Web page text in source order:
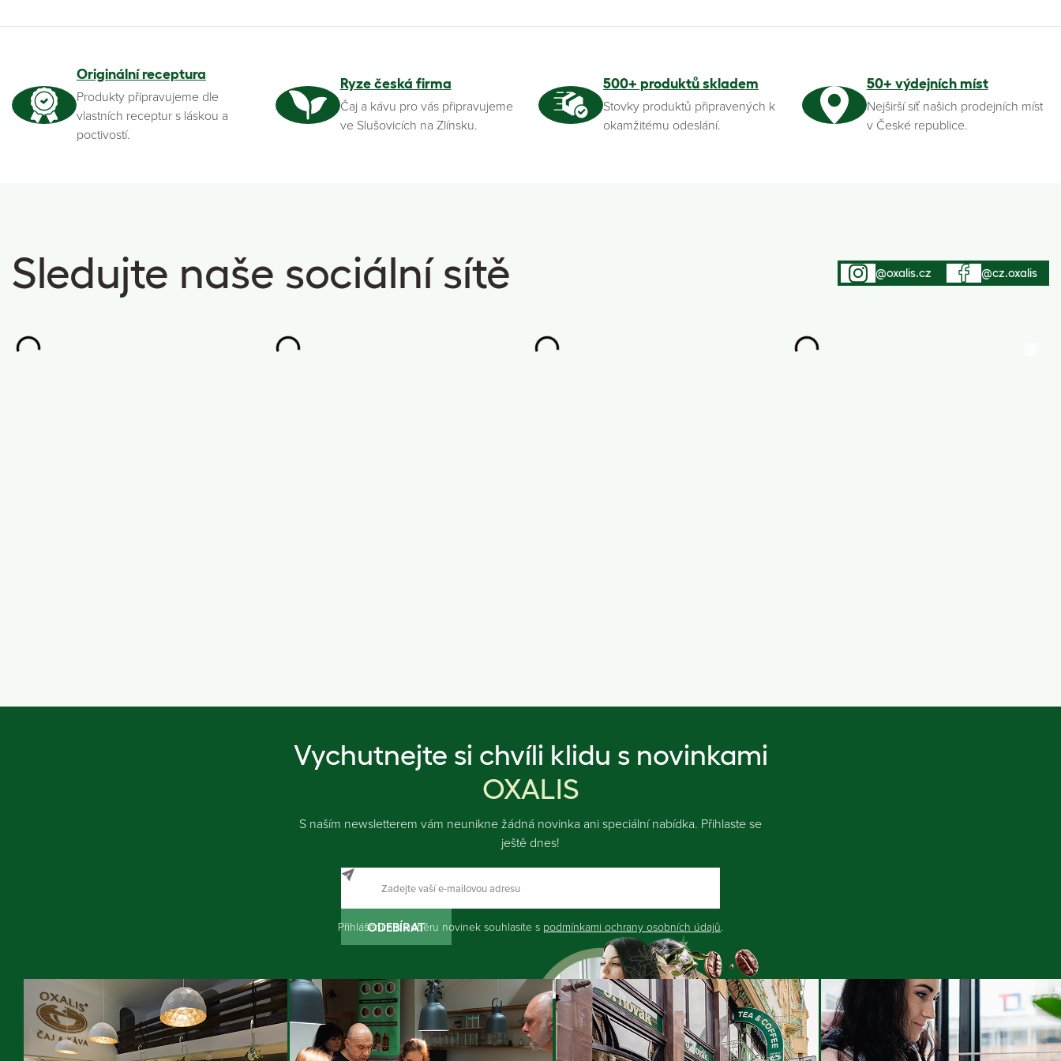
Originální receptura
Produkty připravujeme dle
vlastních receptur s láskou a
poctivostí.
Ryze česká firma
Čaj a kávu pro vás připravujeme
ve Slušovicích na Zlínsku.
500+ produktů skladem
Stovky produktů připravených k
okamžitému odeslání.
50+ výdejních míst
Nejširší síť našich prodejních míst
v České republice.
Sledujte naše sociální sítě @oxalis.cz @cz.oxalis
Vychutnejte si chvíli klidu s novinkami
OXALIS
S naším newsletterem vám neunikne žádná novinka ani speciální nabídka. Přihlaste se
ještě dnes!
ODEBÍRAT
Přihlášením k odběru novinek souhlasíte s podmínkami ochrany osobních údajů.